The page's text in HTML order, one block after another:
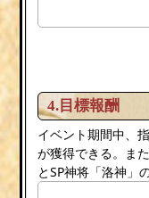
4.目標報酬
イベント期間中、
が獲得できる。ま
とSP神将「洛神」